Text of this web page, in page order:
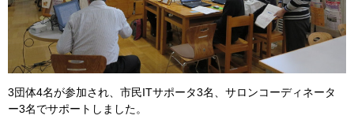
3団体4名が参加され、市民ITサポータ3名、サロンコーディネータ
ー3名でサポートしました。